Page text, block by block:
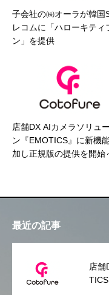
子会社の㈱オーラが韓国
レコムに「ハローキティ
ン」を提供
店舗DX AIカメラソリュ
ン『EMOTICS』に新機
加し正規版の提供を開始
最近の記事
店舗